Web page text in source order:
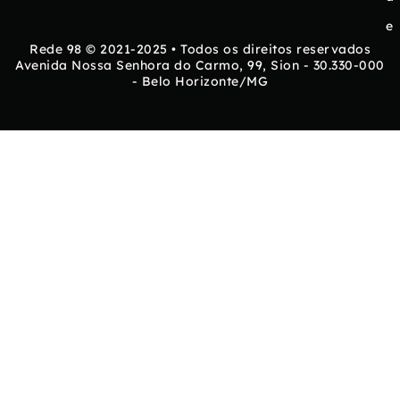
e
Rede 98 © 2021-2025 • Todos os direitos reservados
Avenida Nossa Senhora do Carmo, 99, Sion - 30.330-000
- Belo Horizonte/MG